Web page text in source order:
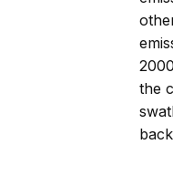
the